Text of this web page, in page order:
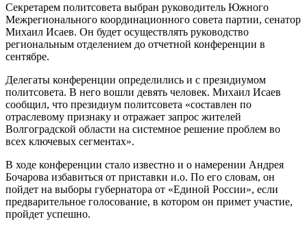
Секретарем политсовета выбран руководитель Южного
Межрегионального координационного совета партии, сенатор
Михаил Исаев. Он будет осуществлять руководство
региональным отделением до отчетной конференции в
сентябре.
Делегаты конференции определились и с президиумом
политсовета. В него вошли девять человек. Михаил Исаев
сообщил, что президиум политсовета «составлен по
отраслевому признаку и отражает запрос жителей
Волгоградской области на системное решение проблем во
всех ключевых сегментах».
В ходе конференции стало известно и о намерении Андрея
Бочарова избавиться от приставки и.о. По его словам, он
пойдет на выборы губернатора от «Единой России», если
предварительное голосование, в котором он примет участие,
пройдет успешно.